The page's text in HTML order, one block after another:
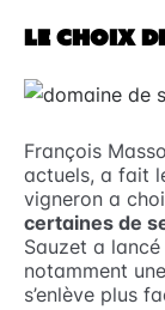
LE CHOIX
François
actuels, a fait
vigneron a
certaines de
Sauzet a lancé
notamment
s’enlève plus